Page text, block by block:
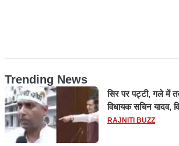
Trending News
सिर पर पट्टी, गले में
विधायक सचिन यादव,
मानसून सत्र के लिए
RAJNITI BUZZ